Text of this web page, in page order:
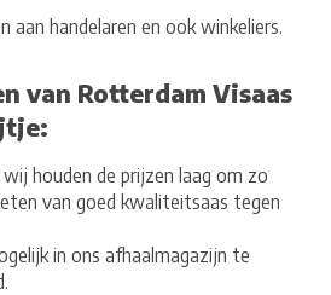
aan handelaren en ook winkeliers.
van Rotterdam Visaas
wij houden de prijzen laag om zo
van goed kwaliteitsaas tegen
in ons afhaalmagazijn te